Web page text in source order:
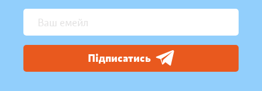
Підписатись